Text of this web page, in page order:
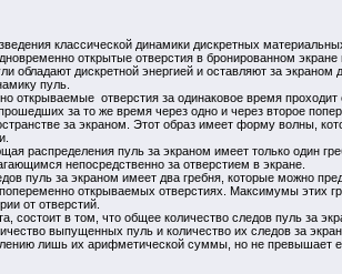
классической динамики дискретных
открытые отверстия в бронированном
обладают дискретной энергией и оставляют за
пуль.
открываемые отверстия за одинаковое время
за то же время через одно и через второе
за экраном. Этот образ имеет форму волны,
распределения пуль за экраном имеет только один
непосредственно за отверстием в экране.
пуль за экраном имеет два гребня, которые можно
открываемых отверстиях. Максимумы этих
от отверстий.
состоит в том, что общее количество следов пуль за
выпущенных пуль и количество их следов за
лишь их арифметической суммы, но не